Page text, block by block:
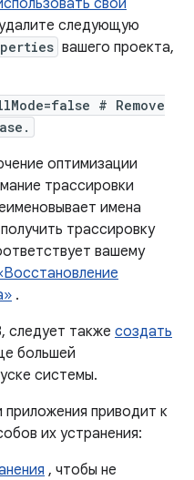
свои
следующую
вашего проекта,
# Remove
оптимизации
трассировки
имена
трассировку
вашему
.
следует также создать
большей
системы.
приводит к
их устранения:
, чтобы не